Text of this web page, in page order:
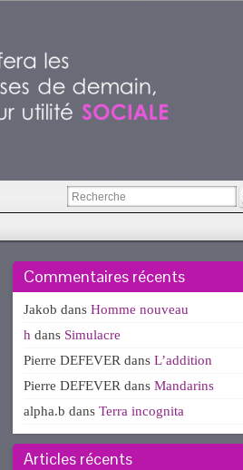
Commentaires récents
Jakob dans Homme nouveau
h dans Simulacre
Pierre DEFEVER dans L’addition
Pierre DEFEVER dans Mandarins
alpha.b dans Terra incognita
Articles récents